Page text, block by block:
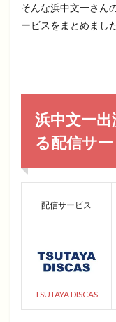
そんな浜中文一さん
ービスをまとめまし
浜中文一
る配信サ
配信サービス
TSUTAYA DISCAS